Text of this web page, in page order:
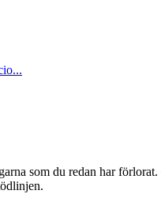
som du redan har